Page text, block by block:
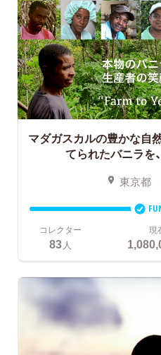
マダガスカルの豊かな自
てられたバニラを、
東京都
コレクター
83 人
現